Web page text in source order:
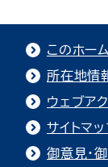
このホー
所在地情
ウェブア
サイトマ
御意見・